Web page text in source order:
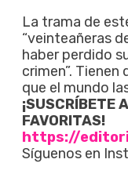
La trama de
“veinteañeras
haber perdido
crimen”. Tienen
que el mundo
¡SUSCRÍBETE
FAVORITAS!
https://
Síguenos en